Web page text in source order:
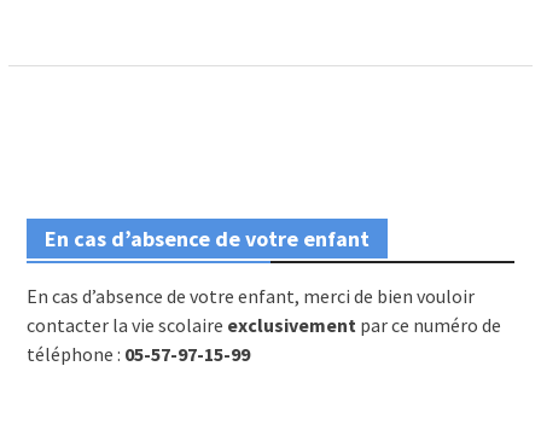
En cas d’absence de votre enfant
En cas d’absence de votre enfant, merci de bien vouloir
contacter la vie scolaire exclusivementpar ce numéro de
téléphone : 05-57-97-15-99